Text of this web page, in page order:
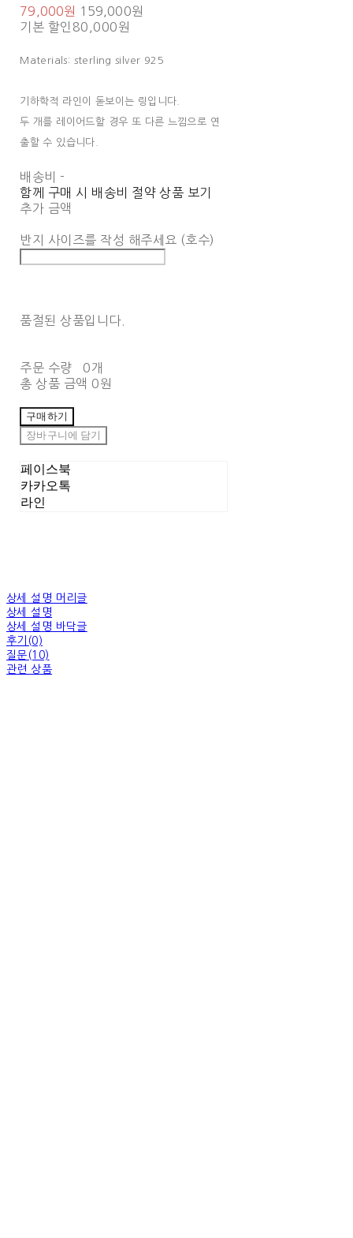
79,000원
159,000원
기본 할인 80,000원
Materials: sterling silver 925
기하학적 라인이 돋보이는 링입니다.
두 개를 레이어드할 경우 또 다른 느낌으로 연
출할 수 있습니다.
배송비 -
함께 구매 시 배송비 절약 상품 보기
추가 금액
반지 사이즈를 작성 해주세요 (호수)
품절된 상품입니다.
주문 수량
0개
총 상품 금액 0원
구매하기
장바구니에 담기
페이스북
카카오톡
라인
상세 설명 머리글
상세 설명
상세 설명 바닥글
후기(0)
질문(10)
관련 상품